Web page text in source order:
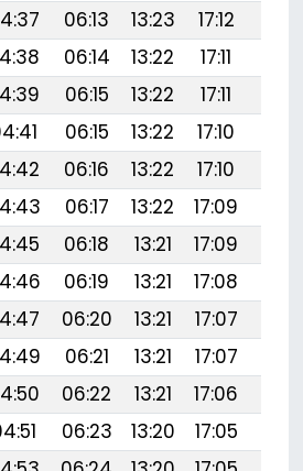
06:13 13:23 17:12
06:14 13:22 17:11
06:15 13:22 17:11
06:15 13:22 17:10
06:16 13:22 17:10
06:17 13:22 17:09
06:18 13:21 17:09
06:19 13:21 17:08
06:20 13:21 17:07
06:21 13:21 17:07
06:22 13:21 17:06
06:23 13:20 17:05